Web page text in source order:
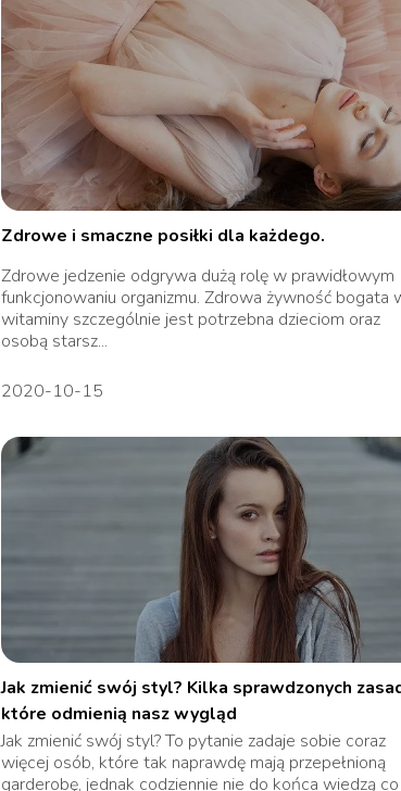
Zdrowe i smaczne posiłki dla każdego.
Zdrowe jedzenie odgrywa dużą rolę w prawidłowym
funkcjonowaniu organizmu. Zdrowa żywność bogata
witaminy szczególnie jest potrzebna dzieciom oraz
osobą starsz...
2020-10-15
Jak zmienić swój styl? Kilka sprawdzonych
które odmienią nasz wygląd
Jak zmienić swój styl? To pytanie zadaje sobie coraz
więcej osób, które tak naprawdę mają przepełnioną
garderobę, jednak codziennie nie do końca wiedzą